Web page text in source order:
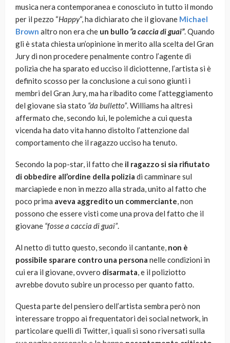
musica nera contemporanea e conosciuto in tutto il mondo
per il pezzo “Happy“, ha dichiarato che il giovane Michael
Brown altro non era che un bullo “a caccia di guai”. Quando
gli è stata chiesta un’opinione in merito alla scelta del Gran
Jury di non procedere penalmente contro l’agente di
polizia che ha sparato ed ucciso il diciottenne, l’artista si è
definito scosso per la conclusione a cui sono giunti i
membri del Gran Jury, ma ha ribadito come l’atteggiamento
del giovane sia stato “da bulletto”. Williams ha altresì
affermato che, secondo lui, le polemiche a cui questa
vicenda ha dato vita hanno distolto l’attenzione dal
comportamento che il ragazzo ucciso ha tenuto.
Secondo la pop-star, il fatto che il ragazzo si sia rifiutato
di obbedire all’ordine della polizia di camminare sul
marciapiede e non in mezzo alla strada, unito al fatto che
poco prima aveva aggredito un commerciante, non
possono che essere visti come una prova del fatto che il
giovane “fosse a caccia di guai”.
Al netto di tutto questo, secondo il cantante, non è
possibile sparare contro una persona nelle condizioni in
cui era il giovane, ovvero disarmata, e il poliziotto
avrebbe dovuto subire un processo per quanto fatto.
Questa parte del pensiero dell’artista sembra però non
interessare troppo ai frequentatori dei social network, in
particolare quelli di Twitter, i quali si sono riversati sulla